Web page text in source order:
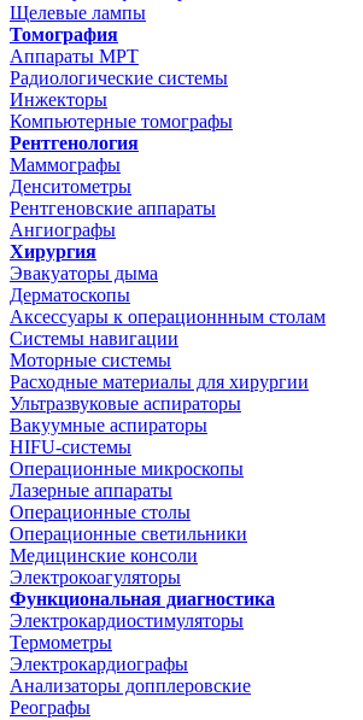
Щелевые лампы
Томография
Аппараты МРТ
Радиологические системы
Инжекторы
Компьютерные томографы
Рентгенология
Маммографы
Денситометры
Рентгеновские аппараты
Ангиографы
Хирургия
Эвакуаторы дыма
Дерматоскопы
Аксессуары к операционнным столам
Системы навигации
Моторные системы
Расходные материалы для хирургии
Ультразвуковые аспираторы
Вакуумные аспираторы
HIFU-системы
Операционные микроскопы
Лазерные аппараты
Операционные столы
Операционные светильники
Медицинские консоли
Электрокоагуляторы
Функциональная диагностика
Электрокардиостимуляторы
Термометры
Электрокардиографы
Анализаторы допплеровские
Реографы